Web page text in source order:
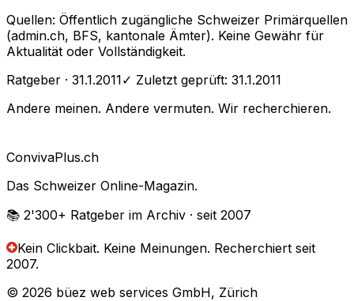
Quellen: Öffentlich zugängliche Schweizer Primärquellen
(admin.ch, BFS, kantonale Ämter). Keine Gewähr für
Aktualität oder Vollständigkeit.
Ratgeber · 31.1.2011✓ Zuletzt geprüft: 31.1.2011
Andere meinen. Andere vermuten. Wir recherchieren.
ConvivaPlus.ch
Das Schweizer Online-Magazin.
📚 2'300+ Ratgeber im Archiv · seit 2007
Kein Clickbait. Keine Meinungen. Recherchiert seit
2007.
© 2026 büez web services GmbH, Zürich